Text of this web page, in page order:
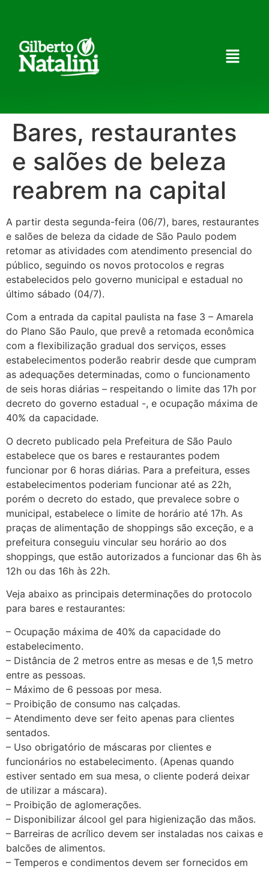
Bares, restaurantes
e salões de beleza
reabrem na capital
A partir desta segunda-feira (06/7), bares, restaurantes
e salões de beleza da cidade de São Paulo podem
retomar as atividades com atendimento presencial do
público, seguindo os novos protocolos e regras
estabelecidos pelo governo municipal e estadual no
último sábado (04/7).
Com a entrada da capital paulista na fase 3 – Amarela
do Plano São Paulo, que prevê a retomada econômica
com a flexibilização gradual dos serviços, esses
estabelecimentos poderão reabrir desde que cumpram
as adequações determinadas, como o funcionamento
de seis horas diárias – respeitando o limite das 17h por
decreto do governo estadual -, e ocupação máxima de
40% da capacidade.
O decreto publicado pela Prefeitura de São Paulo
estabelece que os bares e restaurantes podem
funcionar por 6 horas diárias. Para a prefeitura, esses
estabelecimentos poderiam funcionar até as 22h,
porém o decreto do estado, que prevalece sobre o
municipal, estabelece o limite de horário até 17h. As
praças de alimentação de shoppings são exceção, e a
prefeitura conseguiu vincular seu horário ao dos
shoppings, que estão autorizados a funcionar das 6h às
12h ou das 16h às 22h.
Veja abaixo as principais determinações do protocolo
para bares e restaurantes:
– Ocupação máxima de 40% da capacidade do
estabelecimento.
– Distância de 2 metros entre as mesas e de 1,5 metro
entre as pessoas.
– Máximo de 6 pessoas por mesa.
– Proibição de consumo nas calçadas.
– Atendimento deve ser feito apenas para clientes
sentados.
– Uso obrigatório de máscaras por clientes e
funcionários no estabelecimento. (Apenas quando
estiver sentado em sua mesa, o cliente poderá deixar
de utilizar a máscara).
– Proibição de aglomerações.
– Disponibilizar álcool gel para higienização das mãos.
– Barreiras de acrílico devem ser instaladas nos caixas e
balcões de alimentos.
– Temperos e condimentos devem ser fornecidos em